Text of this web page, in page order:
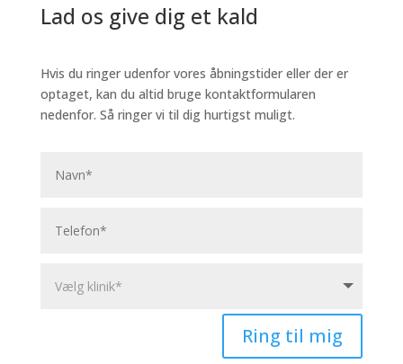
Lad os give dig et kald
Hvis du ringer udenfor vores åbningstider eller der er
optaget, kan du altid bruge kontaktformularen
nedenfor. Så ringer vi til dig hurtigst muligt.
Ring til mig